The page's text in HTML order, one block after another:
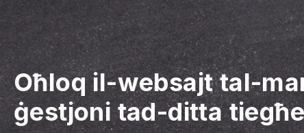
Oħloq il-websajt tal-
ġestjoni tad-ditta